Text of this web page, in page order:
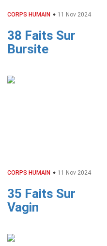
CORPS HUMAIN 11 Nov 2024
38 Faits Sur
Bursite
CORPS HUMAIN 11 Nov 2024
35 Faits Sur
Vagin